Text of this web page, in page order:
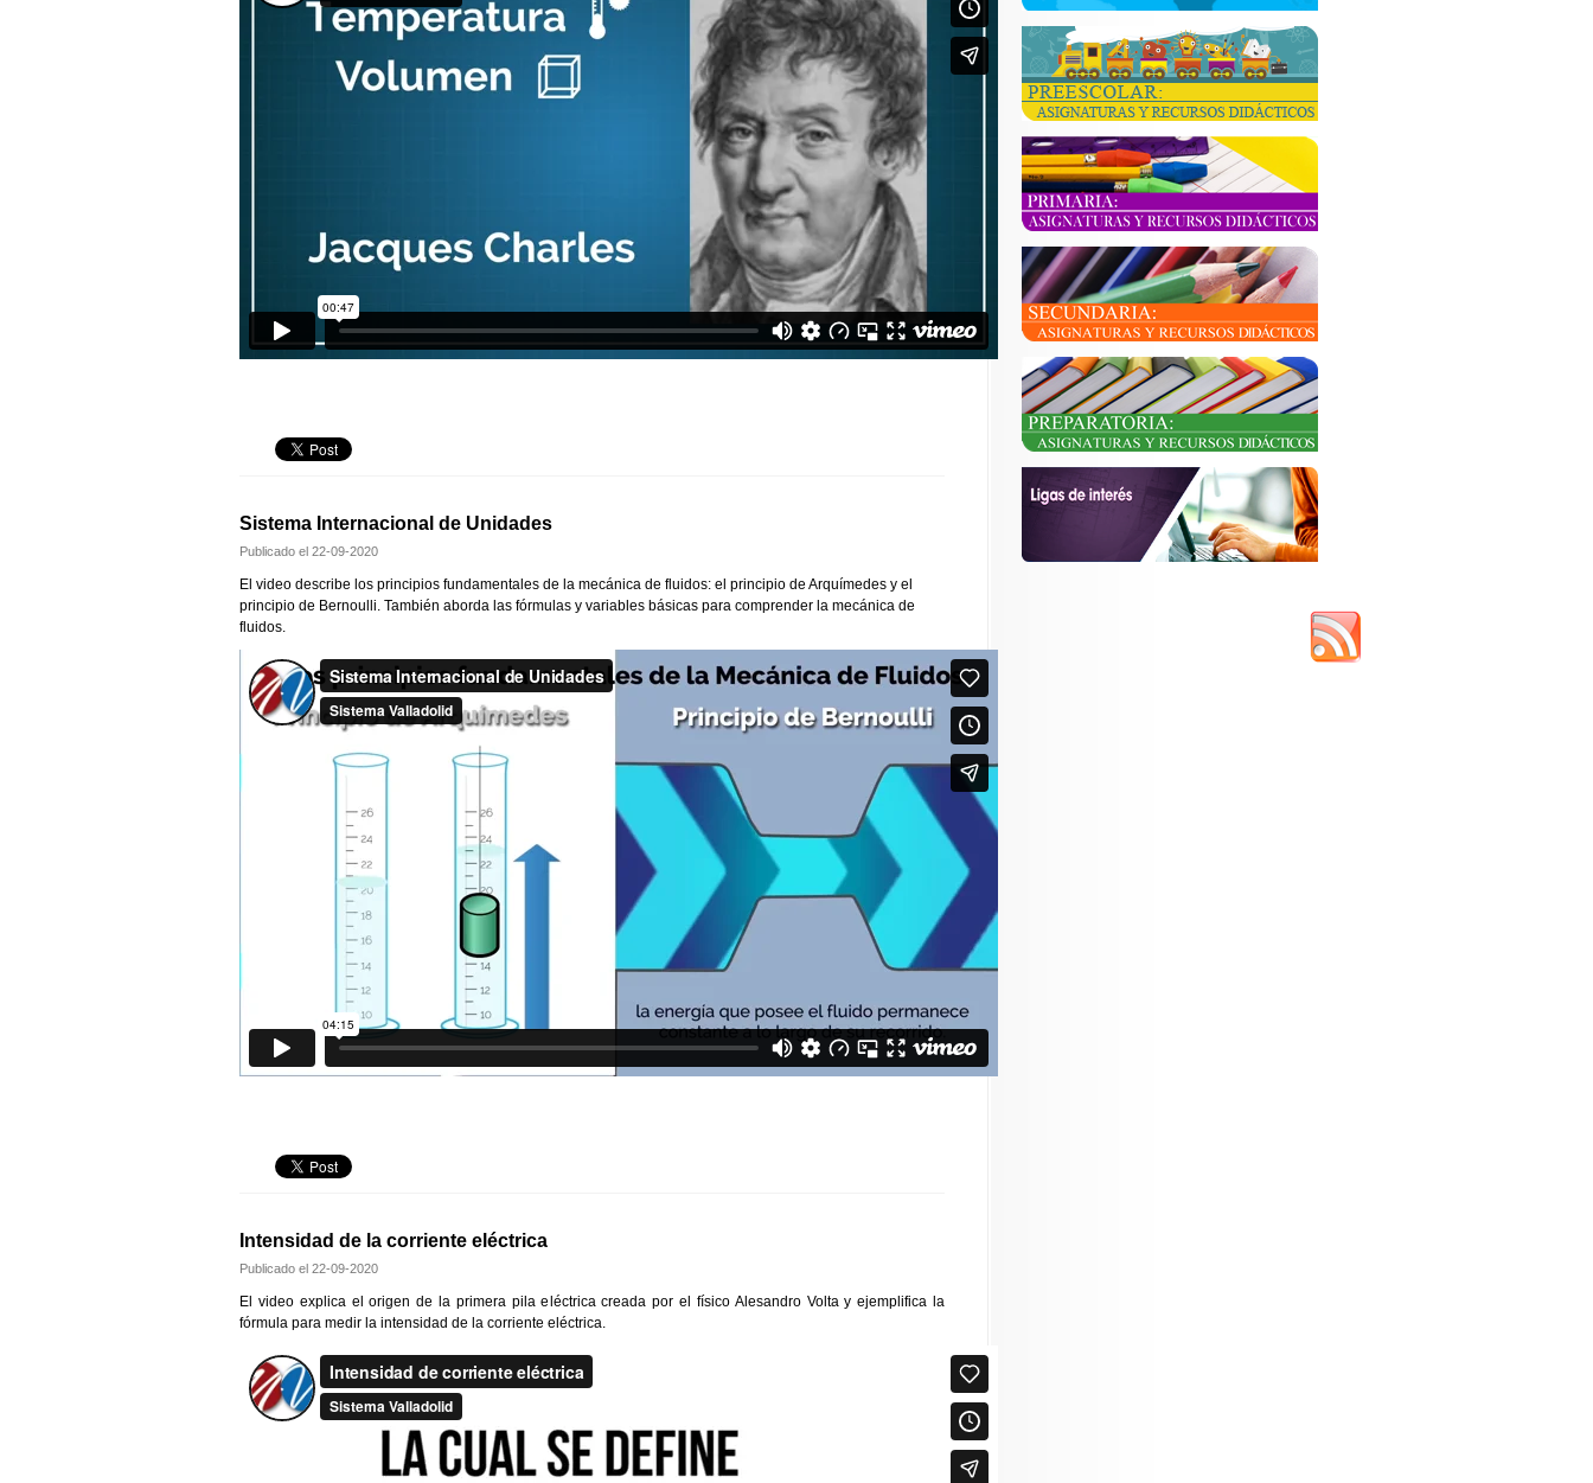
Sistema Internacional de Unidades
Publicado el 22-09-2020
El video describe los principios fundamentales de la mecánica de fluidos: el principio de Arquímedes y el
principio de Bernoulli. También aborda las fórmulas y variables básicas para comprender la mecánica de
fluidos.
Intensidad de la corriente eléctrica
Publicado el 22-09-2020
El video explica el origen de la primera pila eléctrica creada por el físico Alesandro Volta y ejemplifica la
fórmula para medir la intensidad de la corriente eléctrica.